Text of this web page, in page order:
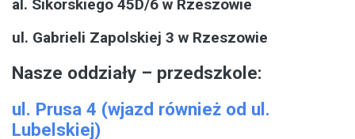
al. Sikorskiego 45D/6 w Rzeszowie
ul. Gabrieli Zapolskiej 3 w Rzeszowie
Nasze oddziały – przedszkole:
ul. Prusa 4 (wjazd również od ul.
Lubelskiej)